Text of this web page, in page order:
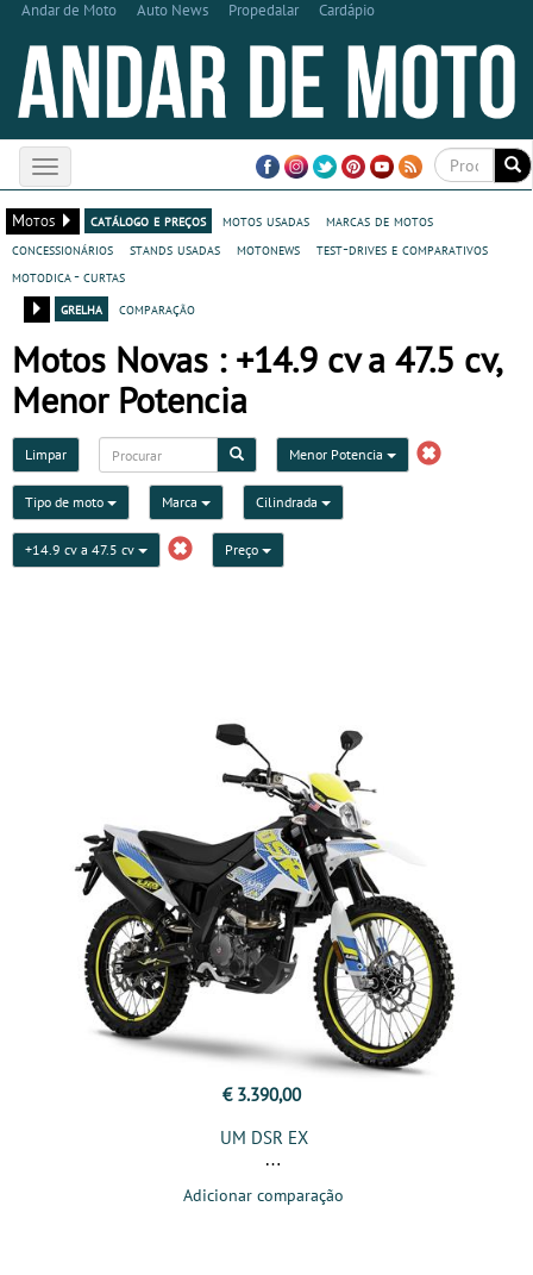
Andar de Moto Auto News Propedalar Cardápio
Toggle
navigation
Motos
catálogo e preços motos usadas
marcas de motos
concessionários
stands usadas motonews
test-drives e comparativos
motodica - curtas
grelha
comparação
Motos Novas : +14.9 cv a 47.5 cv,
Menor Potencia
Limpar Menor Potencia
Tipo de moto Marca Cilindrada
+14.9 cv a 47.5 cv Preço
€ 3.390,00
UM DSR EX
Adicionar comparação